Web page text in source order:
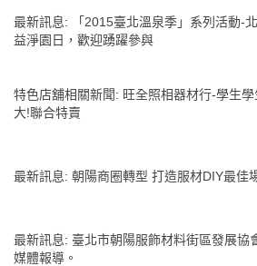
最新訊息:
「2015臺北溫泉季」系列活動-
益淨園日，歡迎踴躍參與
特色店舖相關新聞: 旺全照相器材行-學生
大!聯合特賣
最新訊息: 朝陽商圈轉型 打造服材DIY最佳
最新訊息: 臺北市朝陽服飾材料街區發展協
媒體報導。